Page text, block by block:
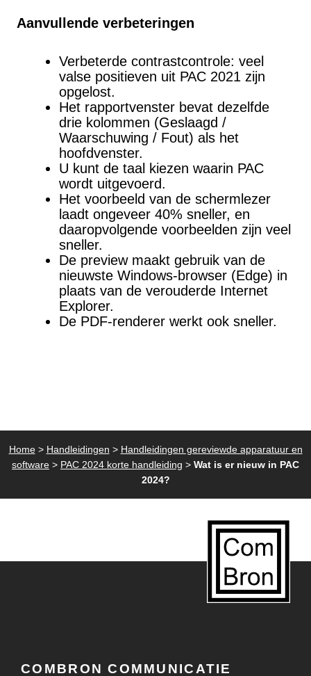
Aanvullende verbeteringen
Verbeterde contrastcontrole: veel
valse positieven uit PAC 2021 zijn
opgelost.
Het rapportvenster bevat dezelfde
drie kolommen (Geslaagd /
Waarschuwing / Fout) als het
hoofdvenster.
U kunt de taal kiezen waarin PAC
wordt uitgevoerd.
Het voorbeeld van de schermlezer
laadt ongeveer 40% sneller, en
daaropvolgende voorbeelden zijn veel
sneller.
De preview maakt gebruik van de
nieuwste Windows-browser (Edge) in
plaats van de verouderde Internet
Explorer.
De PDF-renderer werkt ook sneller.
Home> Handleidingen > Handleidingen gereviewde apparatuur en
software > PAC 2024 korte handleiding > Wat is er nieuw in PAC
2024?
COMBRON COMMUNICATIE